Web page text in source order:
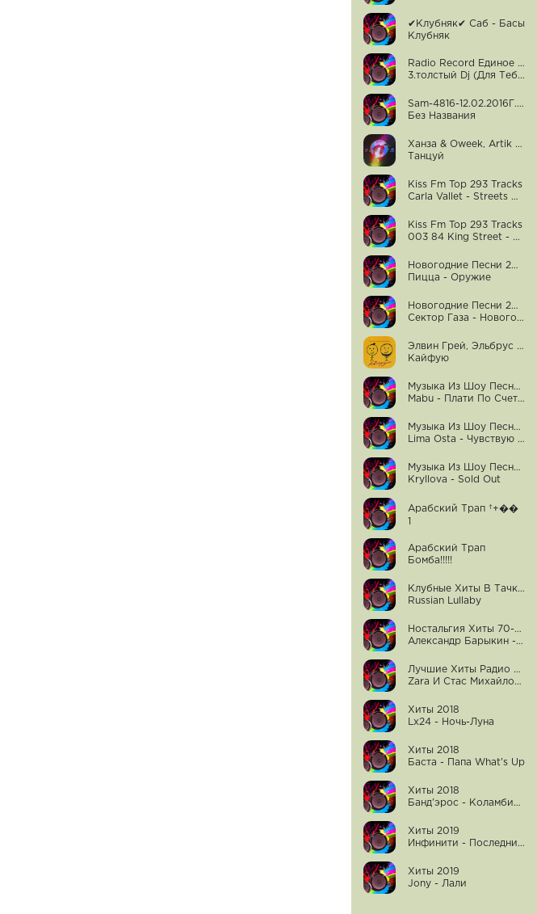
✔Клубняк✔ Саб - Басы
Клубняк
Radio Record Единое Братство Клубная Музыка В Машину (Европа Плюс,dfm,русское Радио,радио Energy,наше Радио,love Radio,comedy Radio,люкс Фм,radio Inte
3.толстый Dj (Для Тебя 2014)
Sam-4816-12.02.2016Г.-Европа Плюс.владивосток.104,2-Fm,музыка,гороскоп..http://vk.com/club74742330
Без Названия
Ханза & Oweek, Artik & Asti
Танцуй
Kiss Fm Top 293 Tracks
Carla Vallet - Streets Of Tomorrow
Kiss Fm Top 293 Tracks
003 84 King Street - Are You Lovin Somebody (Carl Fath Remix)-Haemhuk
Новогодние Песни 2021
Пицца - Оружие
Новогодние Песни 2021
Сектор Газа - Новогодняя Песня
Элвин Грей, Эльбрус Джанмирзоев
Кайфую
Музыка Из Шоу Песни На Тнт 2 Сезон
Mabu - Плати По Счетам
Музыка Из Шоу Песни На Тнт 2 Сезон
Lima Osta - Чувствую Тебя
Музыка Из Шоу Песни На Тнт 2 Сезон
Kryllova - Sold Out
Арабский Трап †+��
1
Арабский Трап
Бомба!!!!!
Клубные Хиты В Тачку 2017 - E-Type
Russian Lullaby
Ностальгия Хиты 70-Х , 80-Х (2017)
Александр Барыкин - Букет
Лучшие Хиты Радио Шансон. Январь 2017 (Сборники)
Zara И Стас Михайлов - Спящая Красавица
Хиты 2018
Lx24 - Ночь-Луна
Хиты 2018
Баста - Папа What's Up
Хиты 2018
Банд'эрос - Коламбия Пикчерз (Ice & Golden Love Remix)
Хиты 2019
Инфинити - Последний Раз
Хиты 2019
Jony - Лали